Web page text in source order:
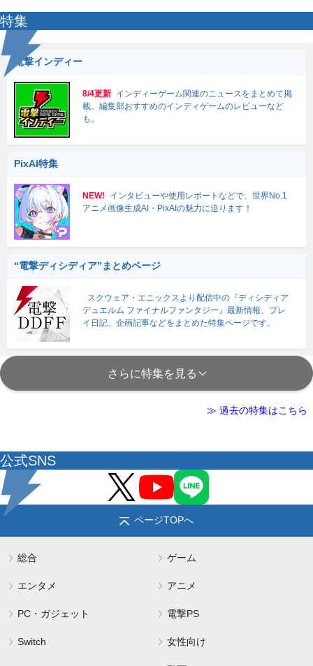
特集
電撃インディー
8/4更新 インディーゲーム関連のニュースをまとめて掲
載。編集部おすすめのインディゲームのレビューなど
も。
PixAI特集
NEW!
インタビューや使用レポートなどで、世界No.1
アニメ画像生成AI・PixAIの魅力に迫ります！
“電撃ディシディア”まとめページ
スクウェア・エニックスより配信中の『ディシディア
デュエルム ファイナルファンタジー』最新情報、プレ
イ日記、企画記事などをまとめた特集ページです。
さらに特集を見る
≫ 過去の特集はこちら
公式SNS
ページTOPへ
総合 ゲーム
エンタメ アニメ
PC・ガジェット 電撃PS
Switch 女性向け